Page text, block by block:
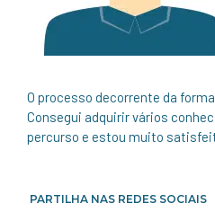
O processo decorrente da
Consegui adquirir vários
percurso e estou muito
PARTILHA NAS REDES SOCIAIS